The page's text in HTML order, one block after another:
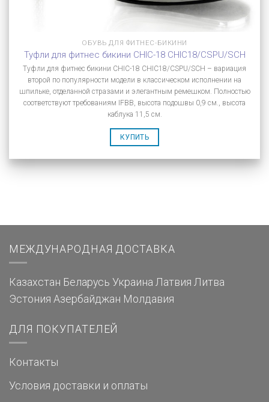
ОБУВЬ ДЛЯ ФИТНЕС-БИКИНИ
Туфли для фитнес бикини CHIC-18 CHIC18/CSPU/SCH
Туфли для фитнес бикини CHIC-18 CHIC18/CSPU/SCH – вариация
второй по популярности модели в классическом исполнении на
шпильке, отделанной стразами и элегантным ремешком. Полностью
соответствуют требованиям IFBB, высота подошвы 0,9 см., высота
каблука 11,5 см.
КУПИТЬ
МЕЖДУНАРОДНАЯ ДОСТАВКА
Казахстан Беларусь Украина Латвия Литва
Эстония Азербайджан Молдавия
ДЛЯ ПОКУПАТЕЛЕЙ
Контакты
Условия доставки и оплаты